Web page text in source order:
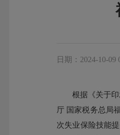
日期：2024-10-09
根据《关于印发
厅 国家税务总局
次失业保险技能